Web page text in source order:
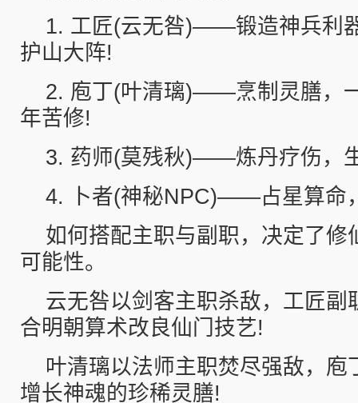
1. 工匠(云无咎)——锻造神兵利
护山大阵!
2. 庖丁(叶清璃)——烹制灵膳，
年苦修!
3. 药师(莫残秋)——炼丹疗伤，
4. 卜者(神秘NPC)——占星算命
如何搭配主职与副职，决定了修
可能性。
云无咎以剑客主职杀敌，工匠副
合明朝算术改良仙门技艺!
叶清璃以法师主职焚尽强敌，庖
增长神魂的珍稀灵膳!